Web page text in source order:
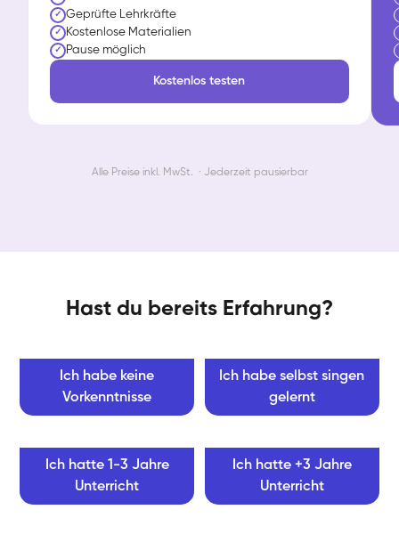
✓ Geprüfte Lehrkräfte
✓ Kostenlose Materialien
✓ Pause möglich
Kostenlos testen
Alle Preise inkl. MwSt. · Jederzeit pausierbar
Hast du bereits Erfahrung?
Ich habe keine
Vorkenntnisse
Ich habe selbst singen
gelernt
Ich hatte 1-3 Jahre
Unterricht
Ich hatte +3 Jahre
Unterricht